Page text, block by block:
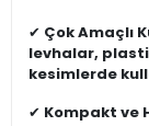
✔ Çok Amaçlı
levhalar,
kesimlerde
✔ Kompakt ve